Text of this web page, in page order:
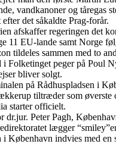
vandkanoner og tåregas
det såkaldte Prag-forår.
afskaffer regeringen det
11 EU-lande samt Norge
tildeles sammen med to
Folketinget peger på Poul
bliver solgt.
på Rådhuspladsen i
tiltræder som
starter officielt.
dr.jur. Peter Pagh,
lægger
i København indvies med en